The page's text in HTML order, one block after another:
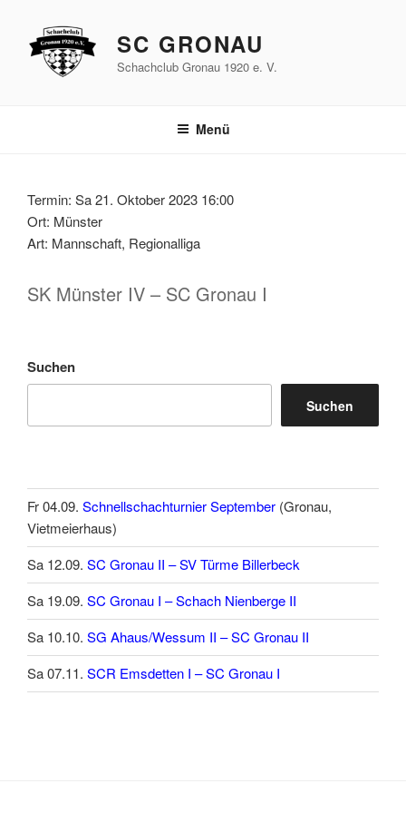
springen
SC GRONAU
Schachclub Gronau 1920 e. V.
Menü
Termin: Sa 21. Oktober 2023 16:00
Ort: Münster
Art: Mannschaft, Regionalliga
SK Münster IV – SC Gronau I
Suchen
Suchen
Fr 04.09. Schnellschachturnier September (Gronau,
Vietmeierhaus)
Sa 12.09. SC Gronau II – SV Türme Billerbeck
Sa 19.09. SC Gronau I – Schach Nienberge II
Sa 10.10. SG Ahaus/Wessum II – SC Gronau II
Sa 07.11. SCR Emsdetten I – SC Gronau I